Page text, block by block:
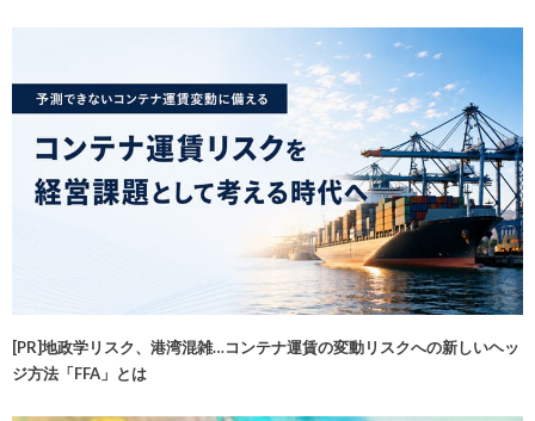
[PR]地政学リスク、港湾混雑…コンテナ運賃の変動リスクへの新しいヘッ
ジ方法「FFA」とは